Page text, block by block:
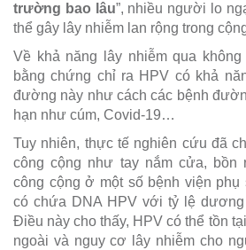
trường bao lâu”, nhiều người lo
thể gây lây nhiễm lan rộng trong
Về khả năng lây nhiễm qua
bằng chứng chỉ ra HPV có khả
đường này như cách các bệnh
hạn như cúm, Covid-19…
Tuy nhiên, thực tế nghiên cứu đã
công cộng như tay nắm cửa, bồn
công cộng ở một số bệnh viện phụ
có chứa DNA HPV với tỷ lệ dương
Điều này cho thấy, HPV có thể tồn
ngoài và nguy cơ lây nhiễm cho